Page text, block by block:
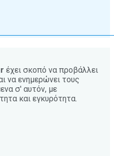
έχει σκοπό να προβάλλει
να ενημερώνει τους
σ' αυτόν, με
και εγκυρότητα.